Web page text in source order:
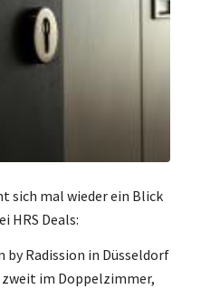
sich mal wieder ein Blick
HRS Deals:
by Radission in Düsseldorf
im Doppelzimmer,